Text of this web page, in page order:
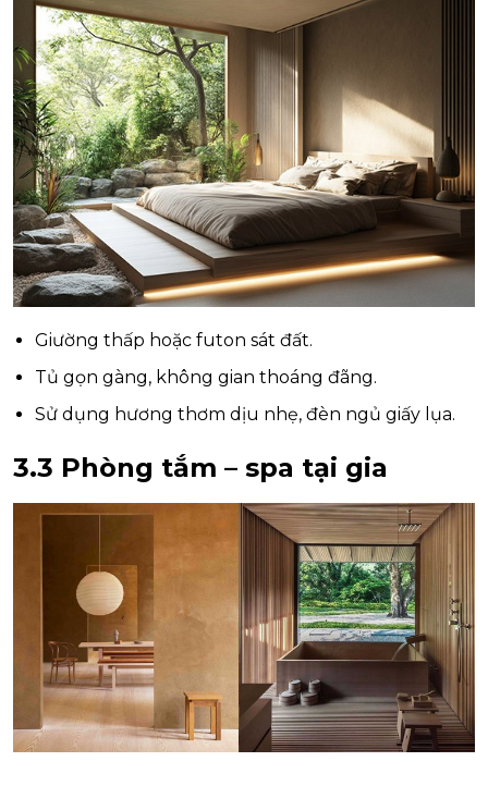
Giường thấp hoặc futon sát đất.
Tủ gọn gàng, không gian thoáng đãng.
Sử dụng hương thơm dịu nhẹ, đèn ngủ giấy lụa.
3.3 Phòng tắm – spa tại gia